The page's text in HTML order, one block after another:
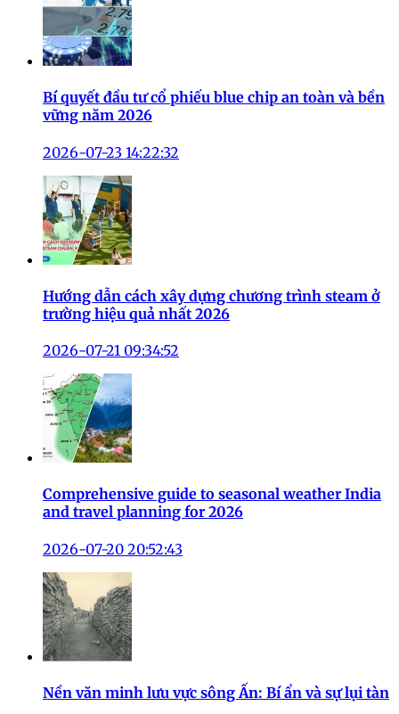
Bí quyết đầu tư cổ phiếu blue chip an toàn và bền
vững năm 2026
2026-07-23 14:22:32
Hướng dẫn cách xây dựng chương trình steam ở
trường hiệu quả nhất 2026
2026-07-21 09:34:52
Comprehensive guide to seasonal weather India
and travel planning for 2026
2026-07-20 20:52:43
Nền văn minh lưu vực sông Ấn: Bí ẩn và sự lụi tàn